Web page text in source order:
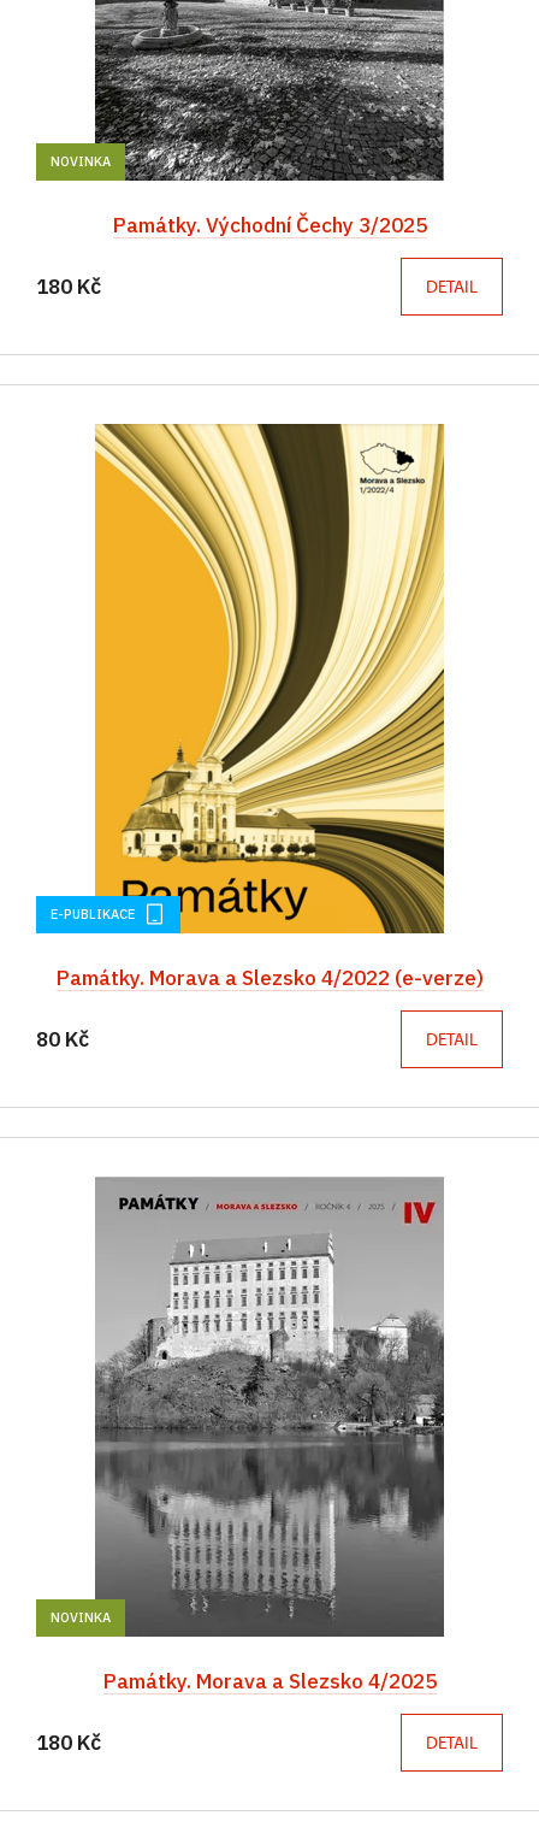
NOVINKA
Památky. Východní Čechy 3/2025
180 Kč DETAIL
E-PUBLIKACE
Památky. Morava a Slezsko 4/2022 (e-verze)
80 Kč DETAIL
NOVINKA
Památky. Morava a Slezsko 4/2025
180 Kč DETAIL